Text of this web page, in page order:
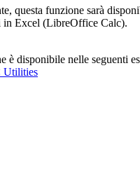
questa funzione sarà
in Excel (LibreOffice Calc).
è disponibile nelle seguenti